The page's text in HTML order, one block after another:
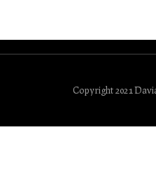
Copyright 2021